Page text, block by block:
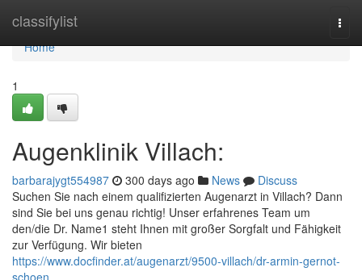
classifylist
Home
Home
1
Augenklinik Villach:
barbarajygt554987 300 days ago News
Discuss
Suchen Sie nach einem qualifizierten Augenarzt in Villach? Dann
sind Sie bei uns genau richtig! Unser erfahrenes Team um
den/die Dr. Name1 steht Ihnen mit großer Sorgfalt und Fähigkeit
zur Verfügung. Wir bieten
https://www.docfinder.at/augenarzt/9500-villach/dr-armin-gernot-
schoen